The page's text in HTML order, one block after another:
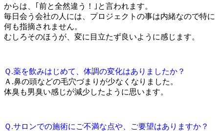
からは、｢前と全然違う！｣と言われます。
毎日会う会社の人には、プロジェクトの事は内緒なので特に
何も指摘されません。
むしろそのほうが、変に目立たず良いように感じます。
Ｑ.薬を飲みはじめて、体調の変化はありましたか？
Ａ.鼻の頭などの毛穴づまりが少なくなりました。
体臭も男臭い感じが減少したように思います。
Ｑ.サロンでの施術にご不満な点や、ご要望はありますか？